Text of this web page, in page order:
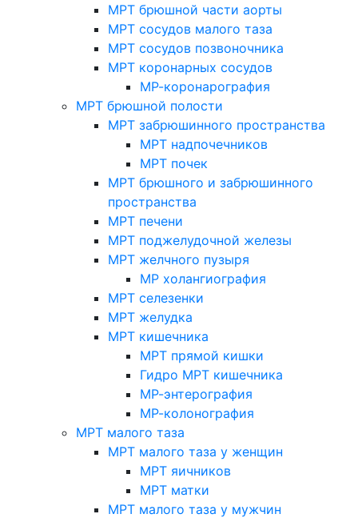
МРТ брюшной части аорты
МРТ сосудов малого таза
МРТ сосудов позвоночника
МРТ коронарных сосудов
МР-коронарография
МРТ брюшной полости
МРТ забрюшинного пространства
МРТ надпочечников
МРТ почек
МРТ брюшного и забрюшинного
пространства
МРТ печени
МРТ поджелудочной железы
МРТ желчного пузыря
МР холангиография
МРТ селезенки
МРТ желудка
МРТ кишечника
МРТ прямой кишки
Гидро МРТ кишечника
МР-энтерография
МР-колонография
МРТ малого таза
МРТ малого таза у женщин
МРТ яичников
МРТ матки
МРТ малого таза у мужчин